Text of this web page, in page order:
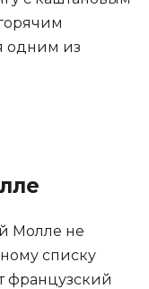
одним из
Молле не
списку
французский